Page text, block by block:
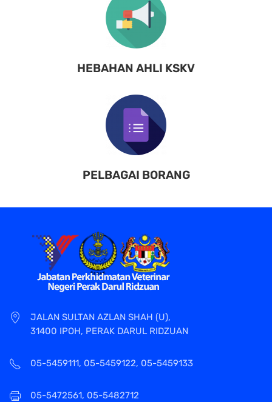
HEBAHAN AHLI KSKV
PELBAGAI BORANG
JALAN SULTAN AZLAN SHAH (U),
31400 IPOH, PERAK DARUL RIDZUAN
05-5459111, 05-5459122, 05-5459133
05-5472561, 05-5482712